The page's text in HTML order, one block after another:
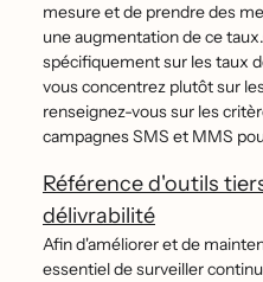
mesure et de prendre des
une augmentation de ce
spécifiquement sur les taux
vous concentrez plutôt sur
renseignez-vous sur les
campagnes SMS et MMS
Référence d'outils
délivrabilité
Afin d'améliorer et de
essentiel de surveiller